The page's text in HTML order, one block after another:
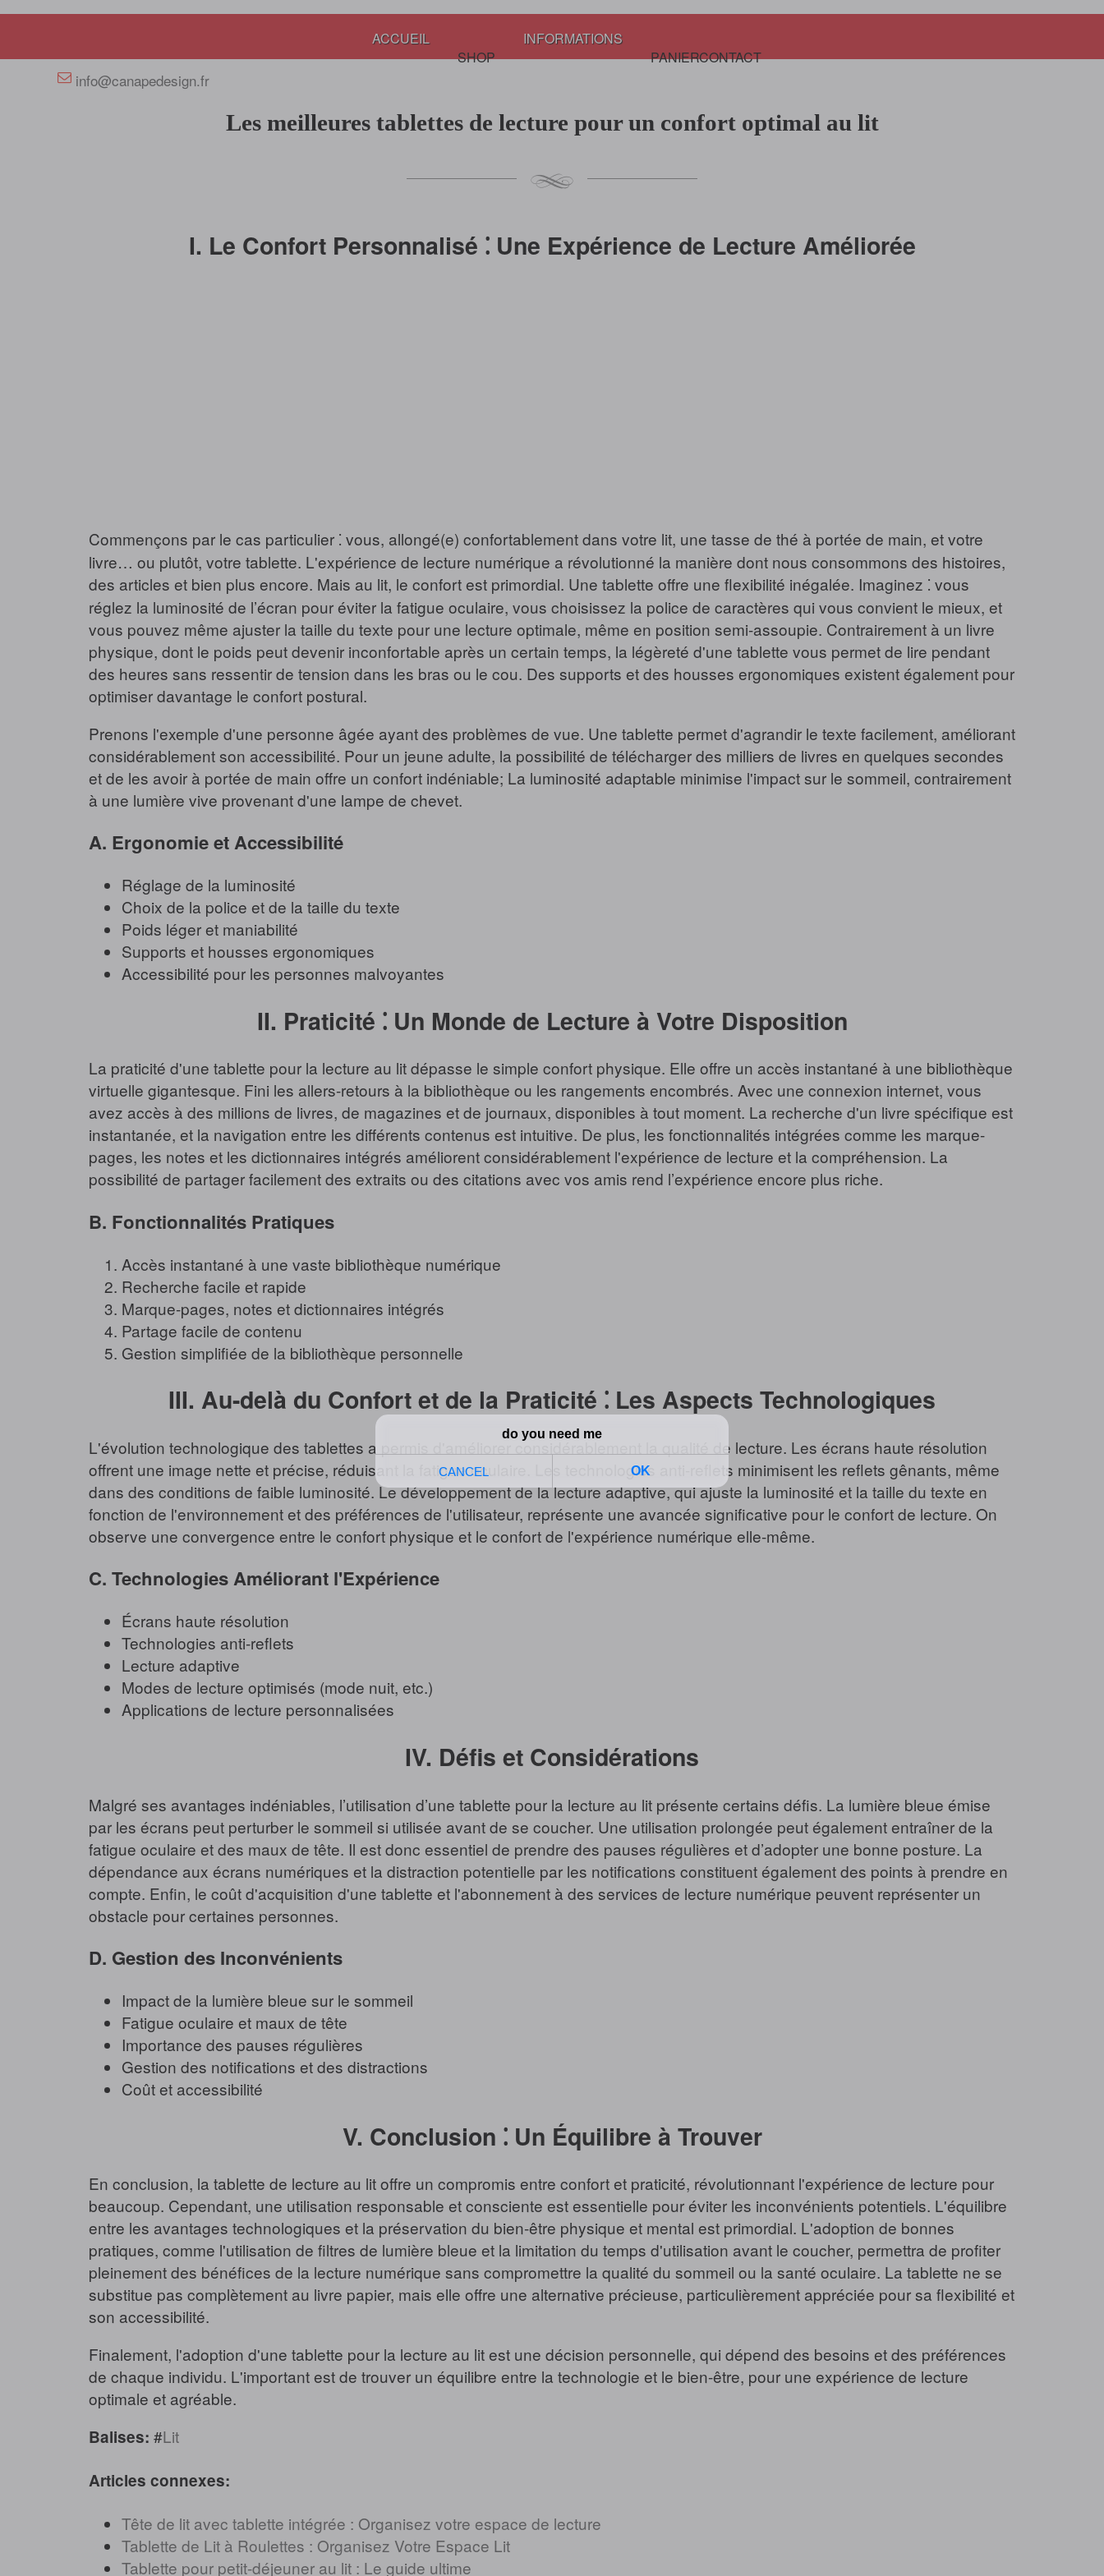
info@canapedesign.fr
ACCUEIL
SHOP
INFORMATIONS
PANIERCONTACT
Les meilleures tablettes de lecture pour un confort optimal au lit
I. Le Confort Personnalisé ⁚ Une Expérience de Lecture Améliorée
Commençons par le cas particulier ⁚ vous, allongé(e) confortablement dans votre lit, une tasse de thé à portée de main, et votre
livre… ou plutôt, votre tablette. L'expérience de lecture numérique a révolutionné la manière dont nous consommons des histoires,
des articles et bien plus encore. Mais au lit, le confort est primordial. Une tablette offre une flexibilité inégalée. Imaginez ⁚ vous
réglez la luminosité de l’écran pour éviter la fatigue oculaire, vous choisissez la police de caractères qui vous convient le mieux, et
vous pouvez même ajuster la taille du texte pour une lecture optimale, même en position semi-assoupie. Contrairement à un livre
physique, dont le poids peut devenir inconfortable après un certain temps, la légèreté d'une tablette vous permet de lire pendant
des heures sans ressentir de tension dans les bras ou le cou. Des supports et des housses ergonomiques existent également pour
optimiser davantage le confort postural.
Prenons l'exemple d'une personne âgée ayant des problèmes de vue. Une tablette permet d'agrandir le texte facilement, améliorant
considérablement son accessibilité. Pour un jeune adulte, la possibilité de télécharger des milliers de livres en quelques secondes
et de les avoir à portée de main offre un confort indéniable; La luminosité adaptable minimise l'impact sur le sommeil, contrairement
à une lumière vive provenant d'une lampe de chevet.
A. Ergonomie et Accessibilité
Réglage de la luminosité
Choix de la police et de la taille du texte
Poids léger et maniabilité
Supports et housses ergonomiques
Accessibilité pour les personnes malvoyantes
II. Praticité ⁚ Un Monde de Lecture à Votre Disposition
La praticité d'une tablette pour la lecture au lit dépasse le simple confort physique. Elle offre un accès instantané à une bibliothèque
virtuelle gigantesque. Fini les allers-retours à la bibliothèque ou les rangements encombrés. Avec une connexion internet, vous
avez accès à des millions de livres, de magazines et de journaux, disponibles à tout moment. La recherche d'un livre spécifique est
instantanée, et la navigation entre les différents contenus est intuitive. De plus, les fonctionnalités intégrées comme les marque-
pages, les notes et les dictionnaires intégrés améliorent considérablement l'expérience de lecture et la compréhension. La
possibilité de partager facilement des extraits ou des citations avec vos amis rend l’expérience encore plus riche.
B. Fonctionnalités Pratiques
Accès instantané à une vaste bibliothèque numérique
Recherche facile et rapide
Marque-pages, notes et dictionnaires intégrés
Partage facile de contenu
Gestion simplifiée de la bibliothèque personnelle
III. Au-delà du Confort et de la Praticité ⁚ Les Aspects Technologiques
L'évolution technologique des tablettes a permis d'améliorer considérablement la qualité de lecture. Les écrans haute résolution
offrent une image nette et précise, réduisant la fatigue oculaire. Les technologies anti-reflets minimisent les reflets gênants, même
dans des conditions de faible luminosité. Le développement de la lecture adaptive, qui ajuste la luminosité et la taille du texte en
fonction de l'environnement et des préférences de l'utilisateur, représente une avancée significative pour le confort de lecture. On
observe une convergence entre le confort physique et le confort de l'expérience numérique elle-même.
C. Technologies Améliorant l'Expérience
Écrans haute résolution
Technologies anti-reflets
Lecture adaptive
Modes de lecture optimisés (mode nuit, etc.)
Applications de lecture personnalisées
IV. Défis et Considérations
Malgré ses avantages indéniables, l’utilisation d’une tablette pour la lecture au lit présente certains défis. La lumière bleue émise
par les écrans peut perturber le sommeil si utilisée avant de se coucher. Une utilisation prolongée peut également entraîner de la
fatigue oculaire et des maux de tête. Il est donc essentiel de prendre des pauses régulières et d’adopter une bonne posture. La
dépendance aux écrans numériques et la distraction potentielle par les notifications constituent également des points à prendre en
compte. Enfin, le coût d'acquisition d'une tablette et l'abonnement à des services de lecture numérique peuvent représenter un
obstacle pour certaines personnes.
D. Gestion des Inconvénients
Impact de la lumière bleue sur le sommeil
Fatigue oculaire et maux de tête
Importance des pauses régulières
Gestion des notifications et des distractions
Coût et accessibilité
V. Conclusion ⁚ Un Équilibre à Trouver
En conclusion, la tablette de lecture au lit offre un compromis entre confort et praticité, révolutionnant l'expérience de lecture pour
beaucoup. Cependant, une utilisation responsable et consciente est essentielle pour éviter les inconvénients potentiels. L'équilibre
entre les avantages technologiques et la préservation du bien-être physique et mental est primordial. L'adoption de bonnes
pratiques, comme l'utilisation de filtres de lumière bleue et la limitation du temps d'utilisation avant le coucher, permettra de profiter
pleinement des bénéfices de la lecture numérique sans compromettre la qualité du sommeil ou la santé oculaire. La tablette ne se
substitue pas complètement au livre papier, mais elle offre une alternative précieuse, particulièrement appréciée pour sa flexibilité et
son accessibilité.
Finalement, l'adoption d'une tablette pour la lecture au lit est une décision personnelle, qui dépend des besoins et des préférences
de chaque individu. L'important est de trouver un équilibre entre la technologie et le bien-être, pour une expérience de lecture
optimale et agréable.
Balises: #Lit
Articles connexes:
Tête de lit avec tablette intégrée : Organisez votre espace de lecture
Tablette de Lit à Roulettes : Organisez Votre Espace Lit
Tablette pour petit-déjeuner au lit : Le guide ultime